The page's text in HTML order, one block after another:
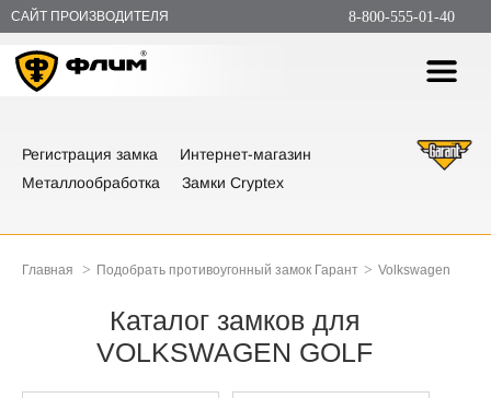
САЙТ ПРОИЗВОДИТЕЛЯ 8-800-555-01-40
Регистрация замка
Интернет-магазин
Металлообработка
Замки Cryptex
Главная > Подобрать противоугонный замок Гарант > Volkswagen
Каталог замков для
VOLKSWAGEN GOLF